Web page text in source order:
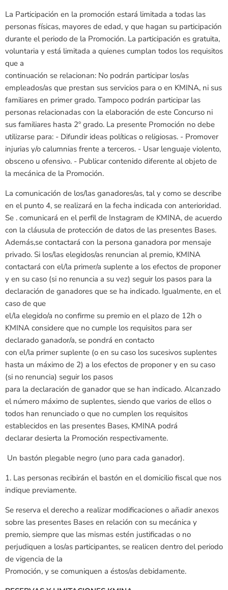
La Participación en la promoción estará limitada a todas las
personas físicas, mayores de edad, y que hagan su participación
durante el periodo de la Promoción. La participación es gratuita,
voluntaria y está limitada a quienes cumplan todos los requisitos
que a
continuación se relacionan: No podrán participar los/as
empleados/as que prestan sus servicios para o en KMINA, ni sus
familiares en primer grado. Tampoco podrán participar las
personas relacionadas con la elaboración de este Concurso ni
sus familiares hasta 2º grado. La presente Promoción no debe
utilizarse para: - Difundir ideas políticas o religiosas. - Promover
injurias y/o calumnias frente a terceros. - Usar lenguaje violento,
obsceno u ofensivo. - Publicar contenido diferente al objeto de
la mecánica de la Promoción.
La comunicación de los/las ganadores/as, tal y como se describe
en el punto 4, se realizará en la fecha indicada con anterioridad.
Se . comunicará en el perfil de Instagram de KMINA, de acuerdo
con la cláusula de protección de datos de las presentes Bases.
Además,se contactará con la persona ganadora por mensaje
privado. Si los/las elegidos/as renuncian al premio, KMINA
contactará con el/la primer/a suplente a los efectos de proponer
y en su caso (si no renuncia a su vez) seguir los pasos para la
declaración de ganadores que se ha indicado. Igualmente, en el
caso de que
el/la elegido/a no confirme su premio en el plazo de 12h o
KMINA considere que no cumple los requisitos para ser
declarado ganador/a, se pondrá en contacto
con el/la primer suplente (o en su caso los sucesivos suplentes
hasta un máximo de 2) a los efectos de proponer y en su caso
(si no renuncia) seguir los pasos
para la declaración de ganador que se han indicado. Alcanzado
el número máximo de suplentes, siendo que varios de ellos o
todos han renunciado o que no cumplen los requisitos
establecidos en las presentes Bases, KMINA podrá
declarar desierta la Promoción respectivamente.
Un bastón plegable negro (uno para cada ganador).
1. Las personas recibirán el bastón en el domicilio fiscal que nos
indique previamente.
Se reserva el derecho a realizar modificaciones o añadir anexos
sobre las presentes Bases en relación con su mecánica y
premio, siempre que las mismas estén justificadas o no
perjudiquen a los/as participantes, se realicen dentro del periodo
de vigencia de la
Promoción, y se comuniquen a éstos/as debidamente.